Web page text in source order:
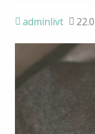
adminlivt